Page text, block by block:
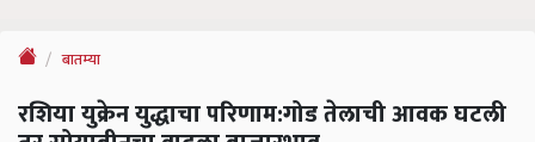
बातम्या
रशिया युक्रेन युद्धाचा परिणाम:गोड तेलाची आवक घटली